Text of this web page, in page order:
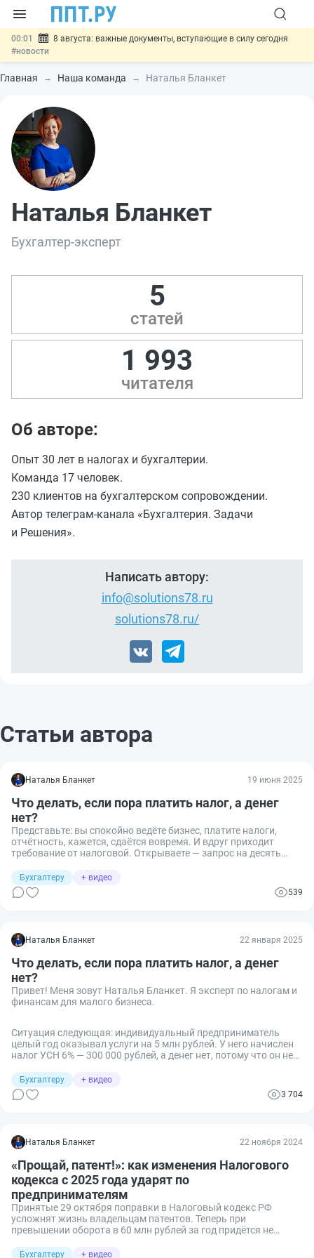
00:01
8 августа: важные документы, вступающие в силу сегодня
#новости
07.08 Подписан закон о блокировке продажи опасных товаров через
«Честный знак»#новости
07.08
Госпошлину за устранение ошибок в документах предлагают
отменить#новости
07.08
Важно
Разработают единые критерии трудовых и ГПХ-
отношений #новости
Главная Наша команда Наталья Бланкет
Наталья Бланкет
Бухгалтер-эксперт
5
статей
1 993
читателя
Об авторе:
Опыт 30 лет в налогах и бухгалтерии.
Команда 17 человек.
230 клиентов на бухгалтерском сопровождении.
Автор телеграм-канала «Бухгалтерия. Задачи
и Решения».
Написать автору:
info@solutions78.ru
solutions78.ru/
Статьи автора
Наталья Бланкет 19 июня 2025
Что делать, если пора платить налог, а денег
нет?
Представьте: вы спокойно ведёте бизнес, платите налоги,
отчётность, кажется, сдаётся вовремя. И вдруг приходит
требование от налоговой. Открываете — запрос на десять
ответа — пять рабочих дней. Что делать, куда бежать, кто
отвечает, чем это грозит?
Бухгалтеру
+ видео
539
Наталья Бланкет 22 января 2025
Что делать, если пора платить налог, а денег
нет?
Привет! Меня зовут Наталья Бланкет. Я эксперт по налогам и
финансам для малого бизнеса.
Ситуация следующая: индивидуальный предприниматель
целый год оказывал услуги на 5 млн рублей. У него начислен
налог УСН 6% — 300 000 рублей, а денег нет, потому что он не
Конечно, ситуация интересная, но что с этим делать? Можно
ли здесь получить рассрочку — спрашивает меня
предприниматель.
Бухгалтеру
+ видео
3 704
Наталья Бланкет 22 ноября 2024
«Прощай, патент!»: как изменения Налогового
кодекса с 2025 года ударят по
предпринимателям
Принятые 29 октября поправки в Налоговый кодекс РФ
усложнят жизнь владельцам патентов. Теперь при
превышении оборота в 60 млн рублей за год придётся не
УСН с начала года. Разбираемся в деталях изменений и
Бухгалтеру + видео